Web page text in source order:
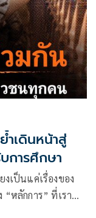
ำเดินหน้าสู่
การศึกษา
เป็นแค่เรื่องของ
หลักการ” ที่เรา